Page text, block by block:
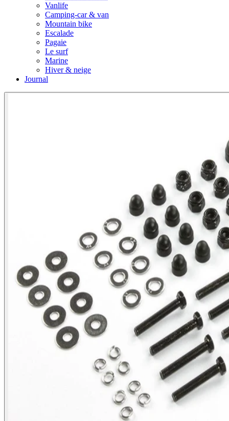
Vanlife
Camping-car & van
Mountain bike
Escalade
Pagaie
Le surf
Marine
Hiver & neige
Journal